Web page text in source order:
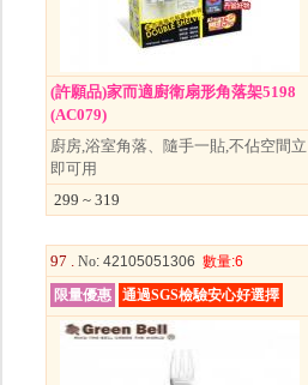
(許願品)家而適廚衛扇形角落架5198
(AC079)
廚房,浴室角落、隨手一貼,不佔空間立
即可用
299 ~ 319
97 . No: 42105051306 數量:6
限量優惠
通過SGS檢驗安心好選擇